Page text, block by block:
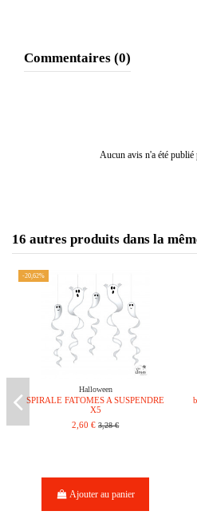
Commentaires (0)
Aucun avis n'a été publié
16 autres produits dans la
-20,62%
Halloween
SPIRALE FATOMES A SUSPENDRE
X5
2,60 €3,28 €
Ajouter au panier